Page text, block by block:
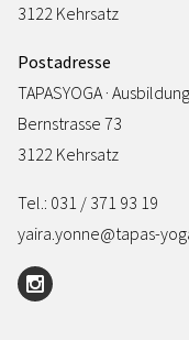
3122 Kehrsatz
Postadresse
TAPASYOGA ·
Bernstrasse 73
3122 Kehrsatz
Tel.: 031 / 371 93 19
yaira.yonne@tapas-